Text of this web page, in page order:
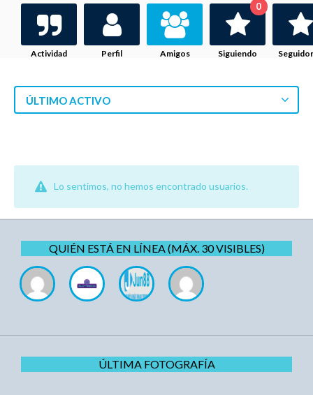
Actividad Perfil Amigos Siguiendo
0
ÚLTIMO ACTIVO
Lo sentimos, no hemos encontrado usuarios.
QUIÉN ESTÁ EN LÍNEA (MÁX. 30 VISIBLES)
ÚLTIMA FOTOGRAFÍA